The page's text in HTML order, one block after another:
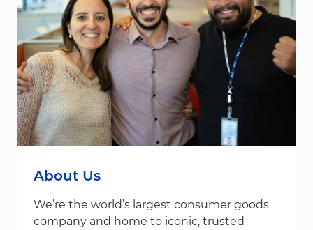
About Us
We’re the world’s largest consumer goods
company and home to iconic, trusted